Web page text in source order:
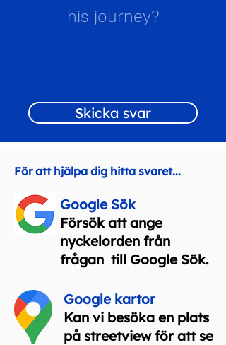
his journey?
Skicka svar
För att hjälpa dig hitta svaret...
Google Sök
Försök att ange
nyckelorden från
frågan till Google Sök.
Google kartor
Kan vi besöka en plats
på streetview för att se